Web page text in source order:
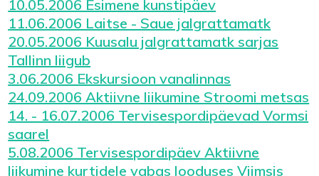
10.05.2006 Esimene kunstipäev
11.06.2006 Laitse - Saue jalgrattamatk
20.05.2006 Kuusalu jalgrattamatk sarjas
Tallinn liigub
3.06.2006 Ekskursioon vanalinnas
24.09.2006 Aktiivne liikumine Stroomi metsas
14. - 16.07.2006 Tervisespordipäevad Vormsi
saarel
5.08.2006 Tervisespordipäev Aktiivne
liikumine kurtidele vabas looduses Viimsis